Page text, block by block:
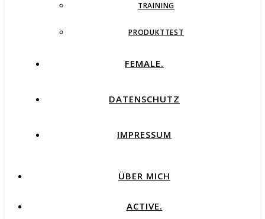
TRAINING
PRODUKTTEST
FEMALE.
DATENSCHUTZ
IMPRESSUM
ÜBER MICH
ACTIVE.